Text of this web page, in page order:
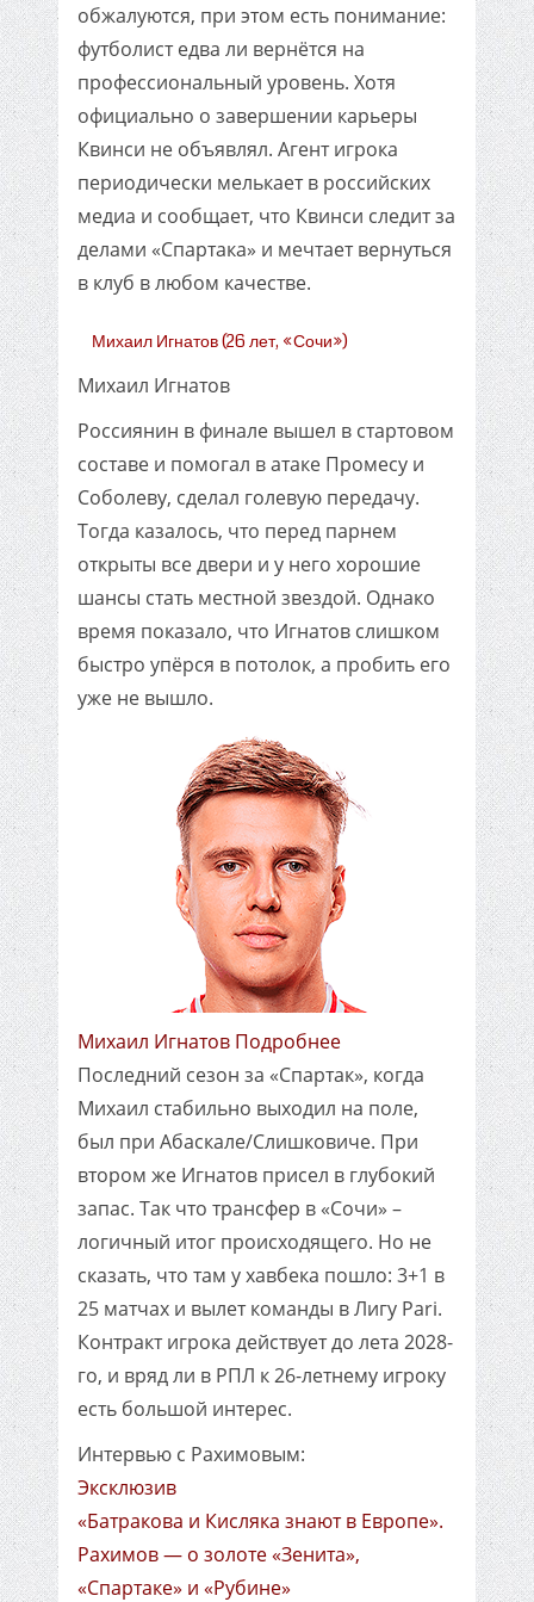
обжалуются, при этом есть понимание:
футболист едва ли вернётся на
профессиональный уровень. Хотя
официально о завершении карьеры
Квинси не объявлял. Агент игрока
периодически мелькает в российских
медиа и сообщает, что Квинси следит за
делами «Спартака» и мечтает вернуться
в клуб в любом качестве.
Михаил Игнатов (26 лет, «Сочи»)
Михаил Игнатов
Россиянин в финале вышел в стартовом
составе и помогал в атаке Промесу и
Соболеву, сделал голевую передачу.
Тогда казалось, что перед парнем
открыты все двери и у него хорошие
шансы стать местной звездой. Однако
время показало, что Игнатов слишком
быстро упёрся в потолок, а пробить его
уже не вышло.
Михаил Игнатов Подробнее
Последний сезон за «Спартак», когда
Михаил стабильно выходил на поле,
был при Абаскале/Слишковиче. При
втором же Игнатов присел в глубокий
запас. Так что трансфер в «Сочи» –
логичный итог происходящего. Но не
сказать, что там у хавбека пошло: 3+1 в
25 матчах и вылет команды в Лигу Pari.
Контракт игрока действует до лета 2028-
го, и вряд ли в РПЛ к 26-летнему игроку
есть большой интерес.
Интервью с Рахимовым:
Эксклюзив
«Батракова и Кисляка знают в Европе».
Рахимов — о золоте «Зенита»,
«Спартаке» и «Рубине»